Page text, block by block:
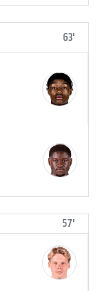
63'
57'